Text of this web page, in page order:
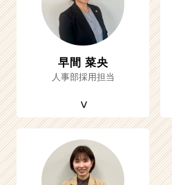
早間 菜央
人事部採用担当